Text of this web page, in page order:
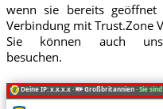
wenn sie bereits
Verbindung mit Trust.Zone
Sie können auch
besuchen.
Deine IP: x.x.x.x · Großbritannien ·Sie